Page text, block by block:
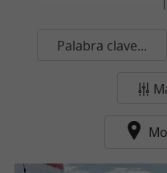
Palabra clave...